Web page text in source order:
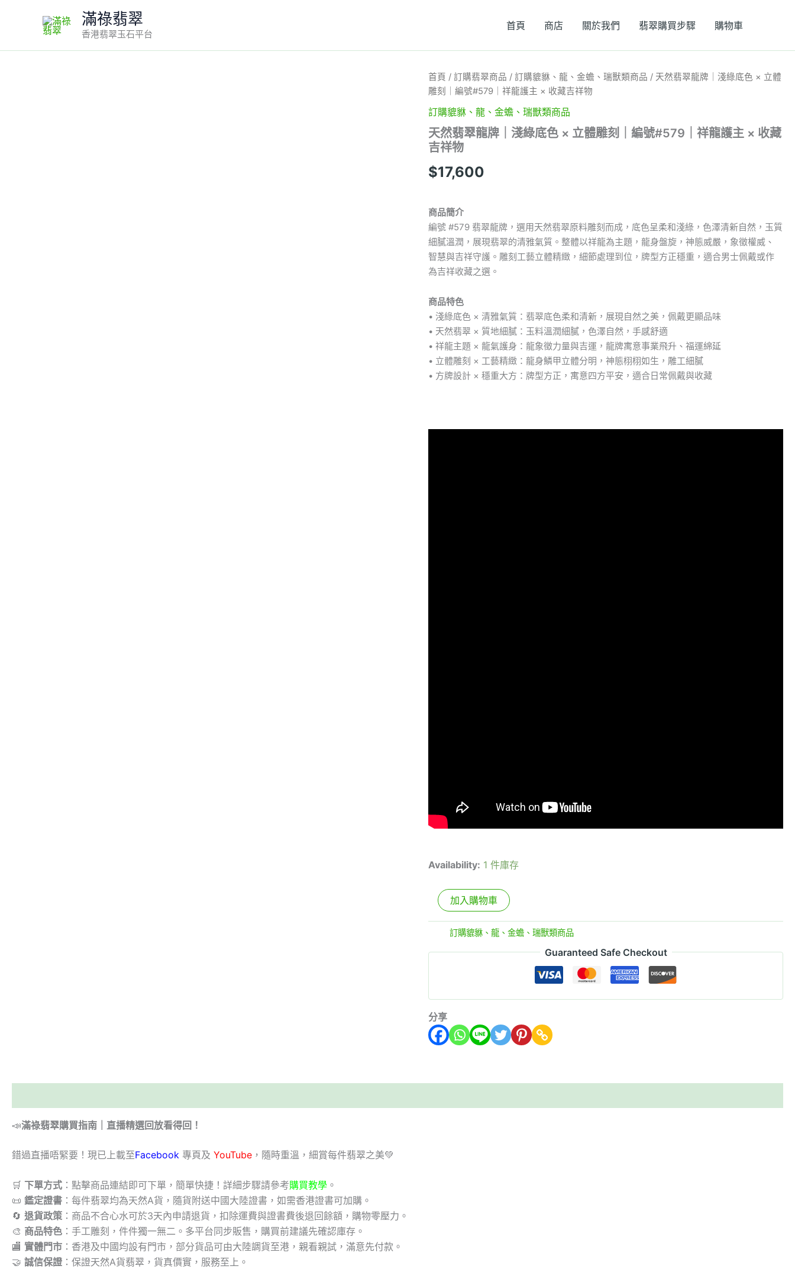
滿祿翡翠
香港翡翠玉石平台
首頁 商店 關於我們 翡翠購買步驟 購物車
首頁 /訂購翡翠商品 /訂購貔貅、龍、金蟾、瑞獸類商品 / 天然翡翠龍牌｜淺綠底色 × 立體
雕刻｜編號#579｜祥龍護主 × 收藏吉祥物
訂購貔貅、龍、金蟾、瑞獸類商品
天然翡翠龍牌｜淺綠底色 × 立體雕刻｜編號#579｜祥龍護主 × 收藏
吉祥物
$17,600
商品簡介
編號 #579 翡翠龍牌，選用天然翡翠原料雕刻而成，底色呈柔和淺綠，色澤清新自然，玉質
細膩溫潤，展現翡翠的清雅氣質。整體以祥龍為主題，龍身盤旋，神態威嚴，象徵權威、
智慧與吉祥守護。雕刻工藝立體精緻，細節處理到位，牌型方正穩重，適合男士佩戴或作
為吉祥收藏之選。
商品特色
• 淺綠底色 × 清雅氣質：翡翠底色柔和清新，展現自然之美，佩戴更顯品味
• 天然翡翠 × 質地細膩：玉料溫潤細膩，色澤自然，手感舒適
• 祥龍主題 × 龍氣護身：龍象徵力量與吉運，龍牌寓意事業飛升、福運綿延
• 立體雕刻 × 工藝精緻：龍身鱗甲立體分明，神態栩栩如生，雕工細膩
• 方牌設計 × 穩重大方：牌型方正，寓意四方平安，適合日常佩戴與收藏
Availability: 1 件庫存
天
然
翡
翠
牌
｜
綠
底
×
立
體
雕
刻
｜
編
#579
｜
祥
龍
護
主
收
物
加入購物車
分類:訂購貔貅、龍、金蟾、瑞獸類商品
Guaranteed Safe Checkout
分享
📣滿祿翡翠購買指南｜直播精選回放看得回！
錯過直播唔緊要！現已上載至Facebook 專頁及 YouTube ，隨時重溫，細賞每件翡翠之美💚
🛒 下單方式 ：點擊商品連結即可下單，簡單快捷！詳細步驟請參考購買教學 。
📜 鑑定證書 ：每件翡翠均為天然A貨，隨貨附送中國大陸證書，如需香港證書可加購。
🔄 退貨政策 ：商品不合心水可於3天內申請退貨，扣除運費與證書費後退回餘額，購物零壓力。
🎨 商品特色 ：手工雕刻，件件獨一無二。多平台同步販售，購買前建議先確認庫存。
🏬 實體門市 ：香港及中國均設有門市，部分貨品可由大陸調貨至港，親看親試，滿意先付款。
🤝 誠信保證 ：保證天然A貨翡翠，貨真價實，服務至上。